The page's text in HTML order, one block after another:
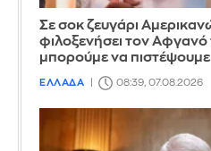
Σε σοκ ζευγάρι
φιλοξενήσει τον
μπορούμε να πιστέψουμε
ΕΛΛΑΔΑ 08:39, 07.08.2026